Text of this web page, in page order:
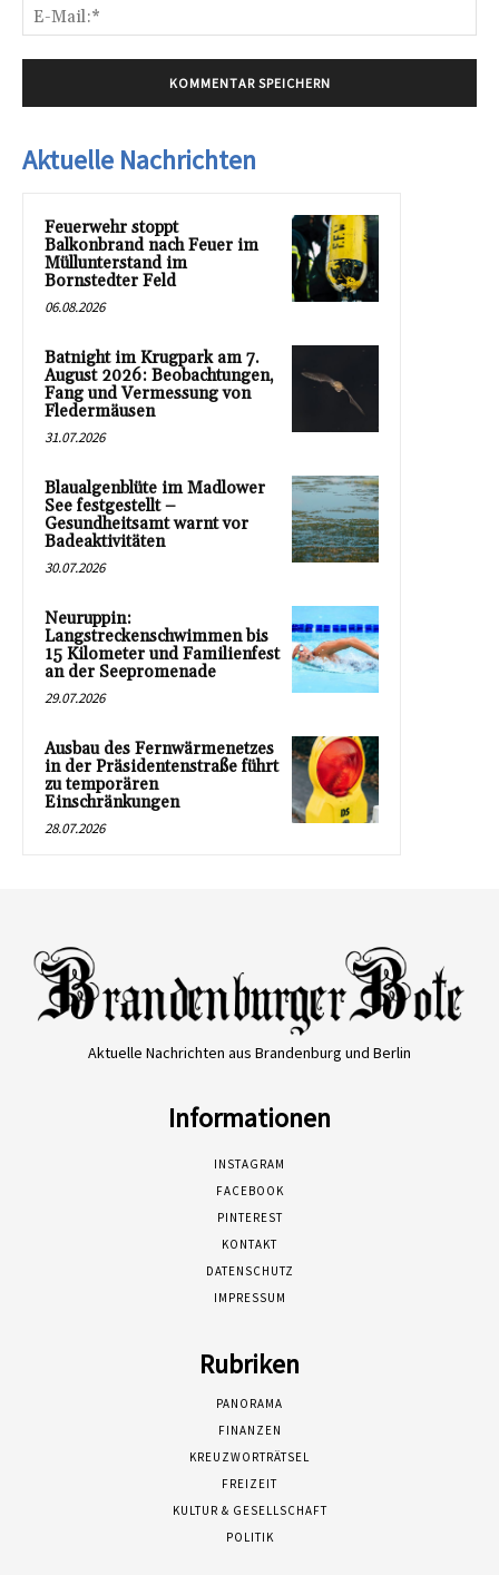
Aktuelle Nachrichten
Feuerwehr stoppt
Balkonbrand nach Feuer im
Müllunterstand im
Bornstedter Feld
06.08.2026
Batnight im Krugpark am 7.
August 2026: Beobachtungen,
Fang und Vermessung von
Fledermäusen
31.07.2026
Blaualgenblüte im Madlower
See festgestellt –
Gesundheitsamt warnt vor
Badeaktivitäten
30.07.2026
Neuruppin:
Langstreckenschwimmen bis
15 Kilometer und Familienfest
an der Seepromenade
29.07.2026
Ausbau des Fernwärmenetzes
in der Präsidentenstraße führt
zu temporären
Einschränkungen
28.07.2026
Aktuelle Nachrichten aus Brandenburg und Berlin
Informationen
INSTAGRAM
FACEBOOK
PINTEREST
KONTAKT
DATENSCHUTZ
IMPRESSUM
Rubriken
PANORAMA
FINANZEN
KREUZWORTRÄTSEL
FREIZEIT
KULTUR & GESELLSCHAFT
POLITIK